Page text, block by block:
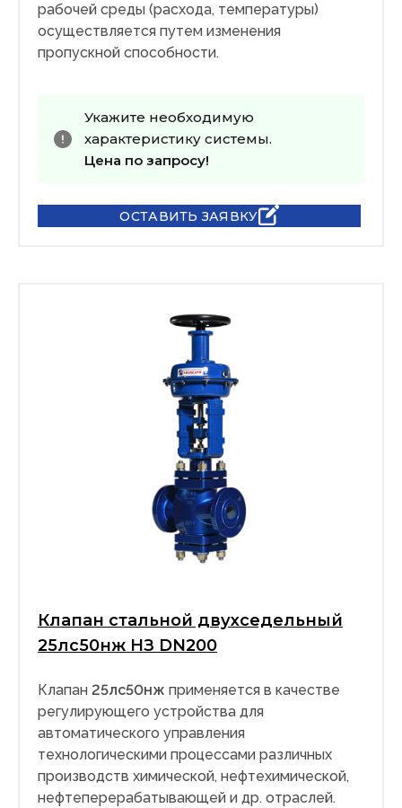
рабочей среды (расхода, температуры)
осуществляется путем изменения
пропускной способности.
Укажите необходимую
характеристику системы.
Цена по запросу!
ОСТАВИТЬ ЗАЯВКУ
Клапан стальной двухседельный
25лс50нж НЗ DN200
Клапан 25лс50нж применяется в качестве
регулирующего устройства для
автоматического управления
технологическими процессами различных
производств химической, нефтехимической,
нефтеперерабатывающей и др. отраслей.